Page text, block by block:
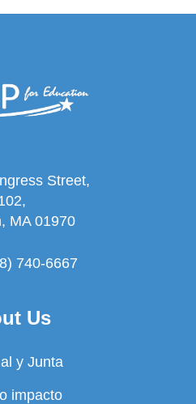
Street,
MA 01970
740-6667
Us
y Junta
impacto